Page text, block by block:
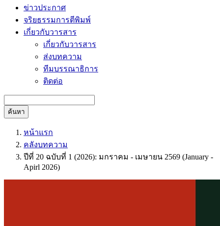
ข่าวประกาศ
จริยธรรมการตีพิมพ์
เกี่ยวกับวารสาร
เกี่ยวกับวารสาร
ส่งบทความ
ทีมบรรณาธิการ
ติดต่อ
ค้นหา
หน้าแรก
คลังบทความ
ปีที่ 20 ฉบับที่ 1 (2026): มกราคม - เมษายน 2569 (January -
Apirl 2026)